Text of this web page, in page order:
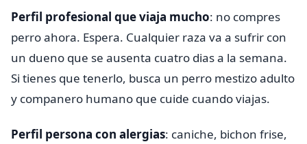
Perfil profesional que viaja mucho: no compres
perro ahora. Espera. Cualquier raza va a sufrir con
un dueno que se ausenta cuatro dias a la semana.
Si tienes que tenerlo, busca un perro mestizo adulto
y companero humano que cuide cuando viajas.
Perfil persona con alergias: caniche, bichon frise,